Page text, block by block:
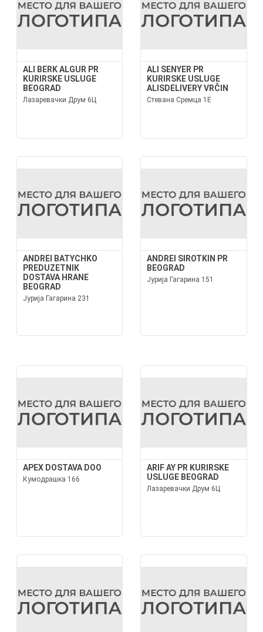
ALI BERK ALGUR PR
KURIRSKE USLUGE
BEOGRAD
Лазаревачки Друм 6Ц
ALI SENYER PR
KURIRSKE USLUGE
ALISDELIVERY VRČIN
Стевана Сремца 1Е
ANDREI BATYCHKO
PREDUZETNIK
DOSTAVA HRANE
BEOGRAD
Јурија Гагарина 231
ANDREI SIROTKIN PR
BEOGRAD
Јурија Гагарина 151
APEX DOSTAVA DOO
Кумодрашка 166
ARIF AY PR KURIRSKE
USLUGE BEOGRAD
Лазаревачки Друм 6Ц